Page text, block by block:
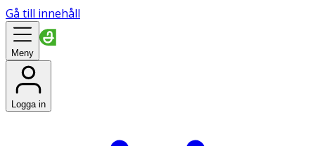
Gå till innehåll
Meny
Logga in